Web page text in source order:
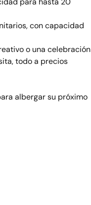
con capacidad
o una celebración
todo a precios
albergar su próximo